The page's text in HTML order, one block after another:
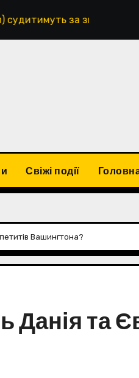
за зґвалтування
Свіжі події
Вашингтона?
та